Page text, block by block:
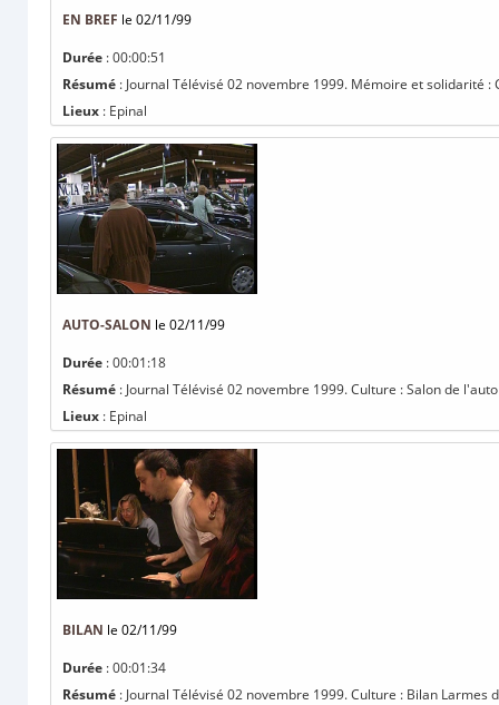
EN BREF le 02/11/99
Durée : 00:00:51
Résumé : Journal Télévisé 02 novembre 1999. Mémoire et solidarité :
Lieux : Epinal
AUTO-SALON le 02/11/99
Durée : 00:01:18
Résumé : Journal Télévisé 02 novembre 1999. Culture : Salon de
Lieux : Epinal
BILAN le 02/11/99
Durée : 00:01:34
Résumé : Journal Télévisé 02 novembre 1999. Culture : Bilan Larmes